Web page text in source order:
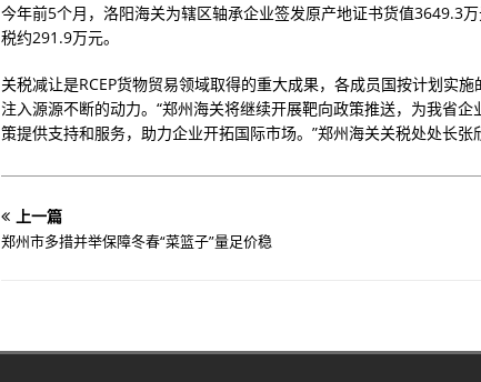
今年前5个月，洛阳海关为辖区轴承企业签发原产地证书货值3649.3
税约291.9万元。
关税减让是RCEP货物贸易领域取得的重大成果，各成员国按计划实
注入源源不断的动力。“郑州海关将继续开展靶向政策推送，为我省企
策提供支持和服务，助力企业开拓国际市场。”郑州海关关税处处长张
上一篇
郑州市多措并举保障冬春“菜篮子”量足价稳